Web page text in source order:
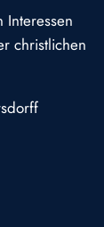
christlichen